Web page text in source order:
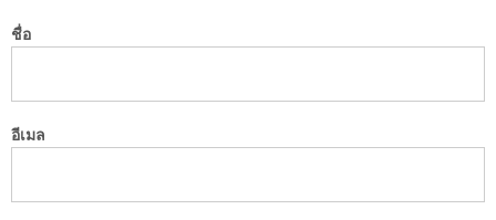
ชื่อ
อีเมล